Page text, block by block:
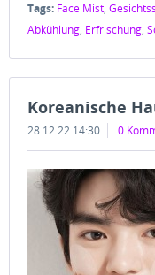
Tags: Face Mist,
Abkühlung, Erfrischung,
Koreanische
28.12.22 14:30 0